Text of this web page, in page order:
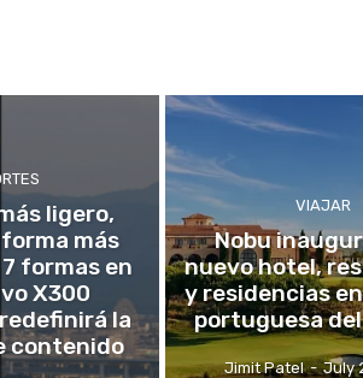
ligero,
más
formas en
X300
la
contenido
VIAJAR
Nobu
nuevo hotel,
y residencias
portuguesa
Jimit Patel - July